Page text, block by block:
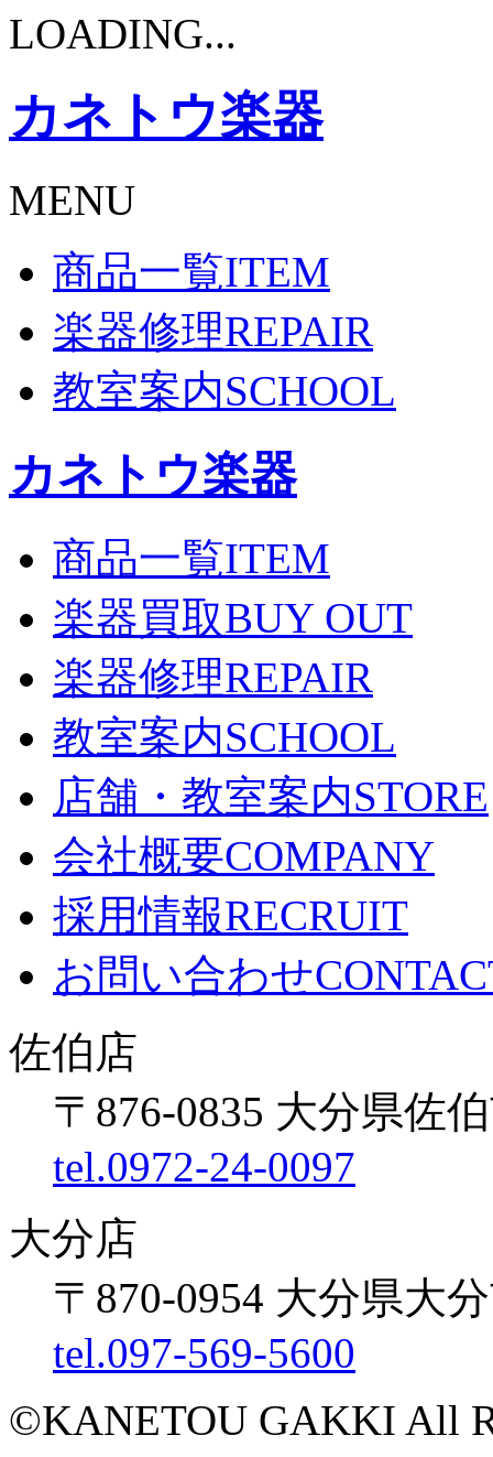
LOADING...
カネトウ楽器
MENU
商品一覧ITEM
楽器修理REPAIR
教室案内SCHOOL
カネトウ楽器
商品一覧ITEM
楽器買取BUY OUT
楽器修理REPAIR
教室案内SCHOOL
店舗・教室案内STORE
会社概要COMPANY
採用情報RECRUIT
お問い合わせ
佐伯店
〒876-0835 大分県佐
tel.0972-24-0097
大分店
〒870-0954 大分県大
tel.097-569-5600
©KANETOU GAKKI All